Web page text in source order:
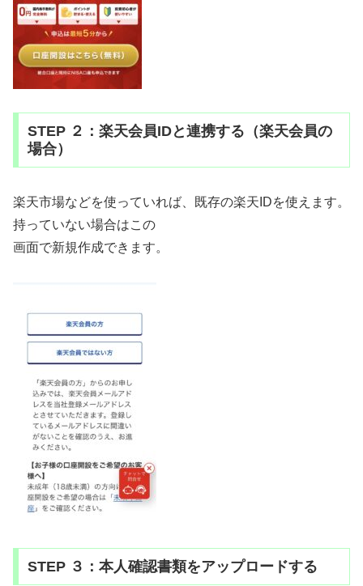
STEP ２：楽天会員IDと連携する（楽天会員の
場合）
楽天市場などを使っていれば、既存の楽天IDを使えます。
持っていない場合はこの
画面で新規作成できます。
STEP ３：本人確認書類をアップロードする